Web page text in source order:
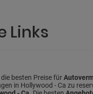
Links
besten Preise für
in Hollywood - Ca zu